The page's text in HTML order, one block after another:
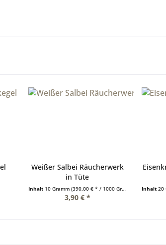
Weißer Salbei Räucherwerk
in Tüte
Inhalt 10 Gramm(390,00 € * / 1000 Gramm)
3,90 € *
Inhalt 20